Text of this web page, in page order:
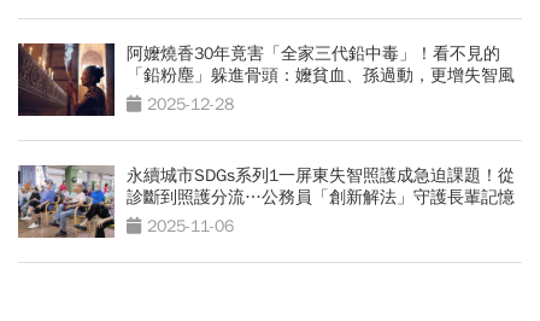
阿嬤燒香30年竟害「全家三代鉛中毒」！看不見的
「鉛粉塵」躲進骨頭：嬤貧血、孫過動，更增失智風
險 2025-12-28
永續城市SDGs系列1一屏東失智照護成急迫課題！從
診斷到照護分流…公務員「創新解法」守護長輩記憶
2025-11-06